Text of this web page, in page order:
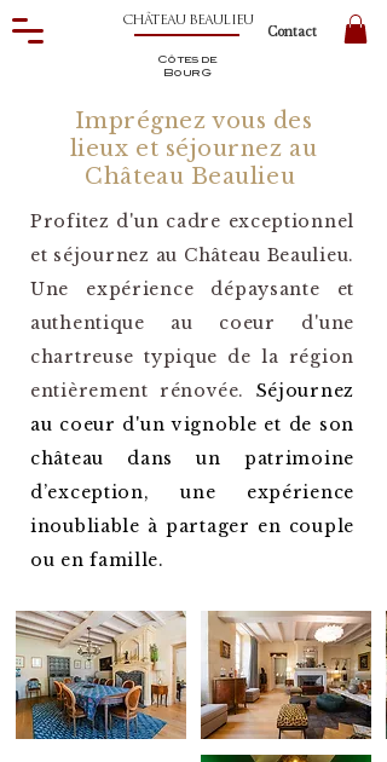
CHÂTEAU BEAULIEU
Contact
Côtes de
BourG
Imprégnez vous des
lieux et séjournez au
Château Beaulieu
Profitez d'un cadre exceptionnel
et séjournez au Château Beaulieu.
Une expérience dépaysante et
authentique au coeur d'une
chartreuse typique de la région
entièrementrénovée. Séjournez
au coeur d'un vignoble et de son
château dans un patrimoine
d’exception, une expérience
inoubliable à partager en couple
ou en famille.